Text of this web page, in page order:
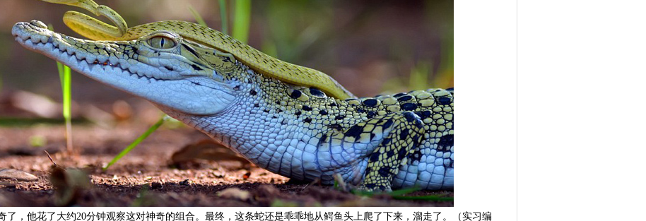
了，他花了大约20分钟观察这对神奇的组合。最终，这条蛇还是乖乖地从鳄鱼头上爬了下来，溜走了。（实习编